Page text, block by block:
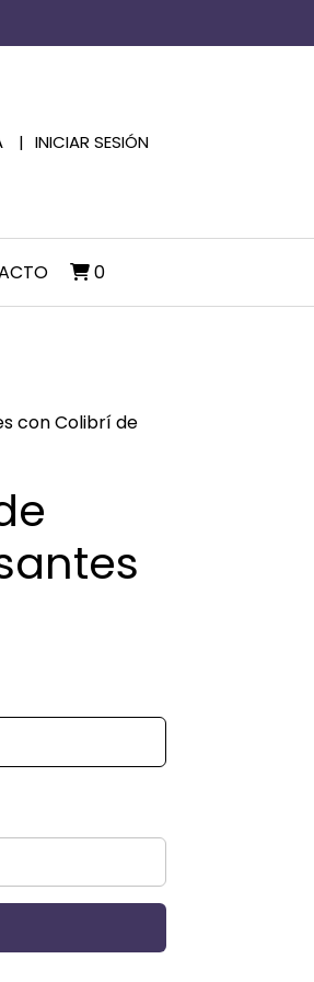
INICIAR SESIÓN
0
con Colibrí de